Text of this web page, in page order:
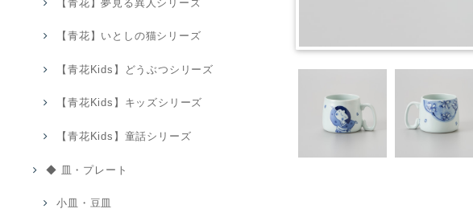
【青花】夢見る異人シリーズ
【青花】いとしの猫シリーズ
【青花Kids】どうぶつシリーズ
【青花Kids】キッズシリーズ
【青花Kids】童話シリーズ
◆ 皿・プレート
小皿・豆皿